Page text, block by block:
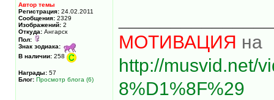
Автор темы
Регистрация: 24.02.2011
Сообщения: 2329
Изображений: 2
Откуда: Ангарск
Пол:
Знак зодиака:
В наличии: 258
Награды: 57
Блог: Просмотр блога (6)
МОТИВАЦИЯ на
http://musvid.net/
8%D1%8F%29